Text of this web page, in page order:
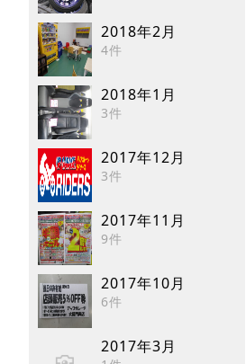
2018年2月
4件
2018年1月
3件
2017年12月
3件
2017年11月
9件
2017年10月
6件
2017年3月